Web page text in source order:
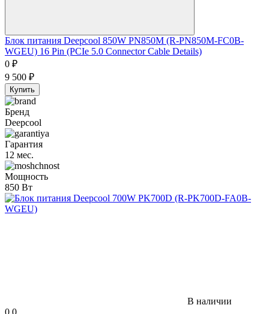
Блок питания Deepcool 850W PN850M (R-PN850M-FC0B-
WGEU) 16 Pin (PCIe 5.0 Connector Cable Details)
0 ₽
9 500 ₽
Купить
Бренд
Deepcool
Гарантия
12 мес.
Мощность
850 Вт
В наличии